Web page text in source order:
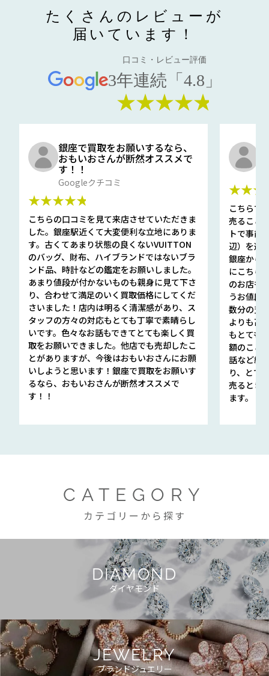
たくさんのレビューが
届いています！
口コミ・レビュー評価
3年連続「4.8」
★★★★★
銀座で買取をお願いするなら、
おもいおさんが断然オススメで
す！！
Googleクチコミ
★★★★★
こちらの口コミを見て来店させていただきま
した。銀座駅近くて大変便利な立地にありま
す。古くてあまり状態の良くないVUITTON
のバッグ、財布、ハイブランドではないブラ
ンド品、時計などの鑑定をお願いしました。
あまり値段が付かないものも親身に見て下さ
り、合わせて満足のいく買取価格にしてくだ
さいました！店内は明るく清潔感があり、ス
タッフの方々の対応もとても丁寧で素晴らし
いです。色々なお話もできてとても楽しく買
取をお願いできました。他店でも売却したこ
とがありますが、今後はおもいおさんにお願
いしようと思います！銀座で買取をお願いす
るなら、おもいおさんが断然オススメで
す！！
こちらで
売ること
トで事前
辺）を選
銀座から
にこちら
のお店も
うお値段
数分の査
よりも高
もとても
額のこと
話など細
り、とて
売るとき
ます。
CATEGORY
カテゴリーから探す
DIAMOND
ダイヤモンド
JEWELRY
ブランドジュエリー